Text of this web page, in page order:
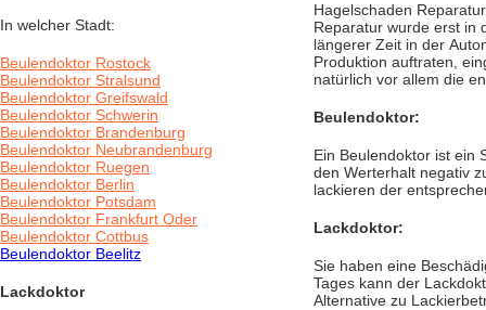
In welcher Stadt:
Beulendoktor Rostock
Beulendoktor Stralsund
Beulendoktor Greifswald
Beulendoktor Schwerin
Beulendoktor Brandenburg
Beulendoktor Neubrandenburg
Beulendoktor Ruegen
Beulendoktor Berlin
Beulendoktor Potsdam
Beulendoktor Frankfurt Oder
Beulendoktor Cottbus
Beulendoktor Beelitz
Lackdoktor
Hagelschaden
Reparatur wurde erst in
längerer Zeit in der
Produktion auftraten,
natürlich vor allem die
Beulendoktor:
Ein Beulendoktor ist ein
den Werterhalt negativ
lackieren der
Lackdoktor:
Sie haben eine
Tages kann der
Alternative zu